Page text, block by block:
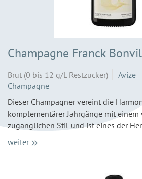
Champagne Franck
Brut (0 bis 12 g/L Restzucker) Avize
Champagne
Dieser Champagner vereint die
komplementärer Jahrgänge mit einem
zugänglichen Stil und ist eines der
weiter